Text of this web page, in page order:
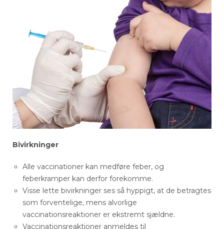
Bivirkninger
Alle vaccinationer kan medføre feber, og
feberkramper kan derfor forekomme.
Visse lette bivirkninger ses så hyppigt, at de betragtes
som forventelige, mens alvorlige
vaccinationsreaktioner er ekstremt sjældne.
Vaccinationsreaktioner anmeldes til